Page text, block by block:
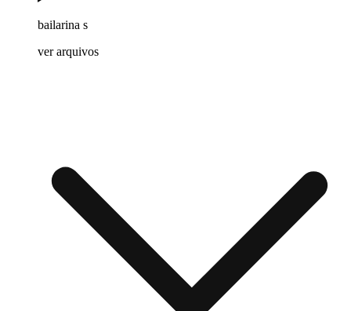
bailarina s
ver arquivos